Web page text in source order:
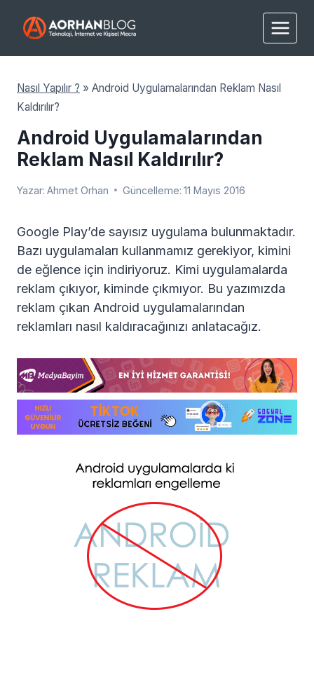
Nasıl Yapılır ? » Android Uygulamalarından Reklam Nasıl
Kaldırılır?
Android Uygulamalarından
Reklam Nasıl Kaldırılır?
Yazar: Ahmet Orhan Güncelleme: 11 Mayıs 2016
Google Play’de sayısız uygulama bulunmaktadır.
Bazı uygulamaları kullanmamız gerekiyor, kimini
de eğlence için indiriyoruz. Kimi uygulamalarda
reklam çıkıyor, kiminde çıkmıyor. Bu yazımızda
reklam çıkan Android uygulamalarından
reklamları nasıl kaldıracağınızı anlatacağız.